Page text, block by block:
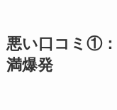
悪い口コミ①
満爆発